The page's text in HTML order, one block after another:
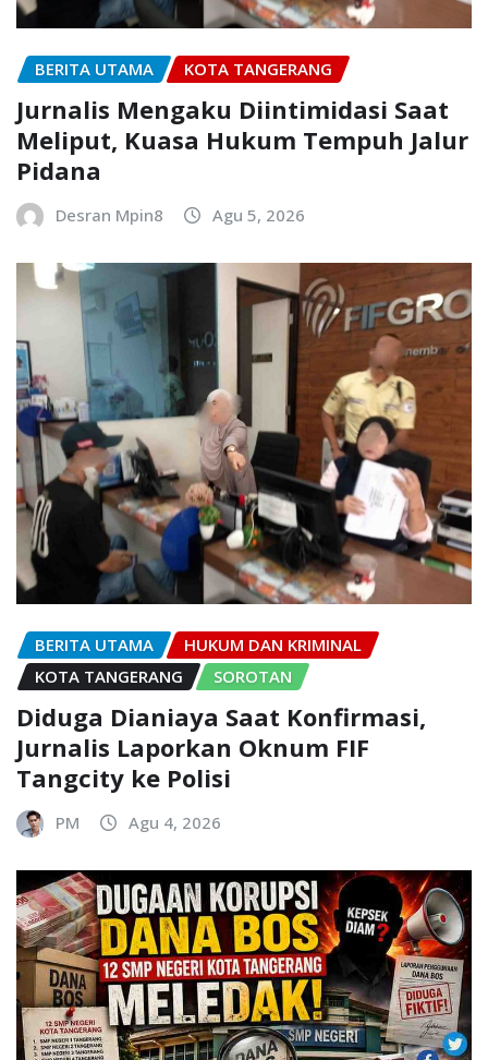
BERITA UTAMA KOTA TANGERANG
Jurnalis Mengaku Diintimidasi Saat
Meliput, Kuasa Hukum Tempuh Jalur
Pidana
Desran Mpin8 Agu 5, 2026
BERITA UTAMA
HUKUM DAN KRIMINAL
KOTA TANGERANG
SOROTAN
Diduga Dianiaya Saat Konfirmasi,
Jurnalis Laporkan Oknum FIF
Tangcity ke Polisi
PM Agu 4, 2026